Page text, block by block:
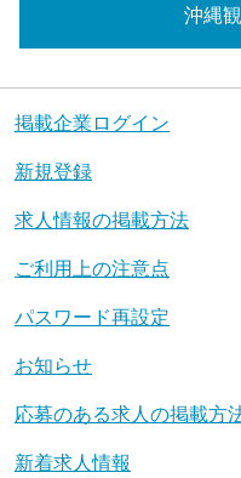
沖縄
掲載企業ログイン
新規登録
求人情報の掲載方法
ご利用上の注意点
パスワード再設定
お知らせ
応募のある求人の掲載方
新着求人情報